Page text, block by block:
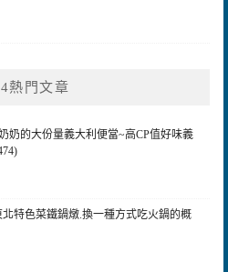
熱門文章
奶奶的大份量義大利便當~高CP值好味義
特色菜鐵鍋燉.換一種方式吃火鍋的概